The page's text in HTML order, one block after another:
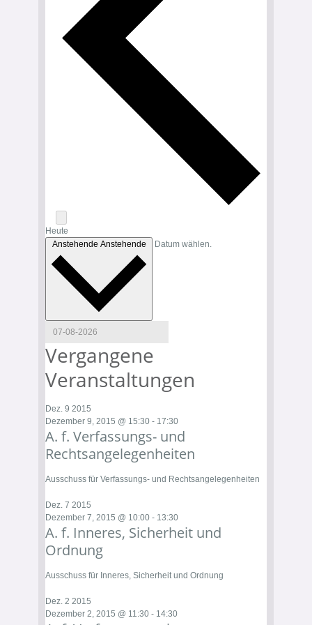
Heute
Anstehende Anstehende Datum wählen.
Vergangene
Veranstaltungen
Dez. 9 2015
Dezember 9, 2015 @ 15:30 - 17:30
A. f. Verfassungs- und
Rechtsangelegenheiten
Ausschuss für Verfassungs- und Rechtsangelegenheiten
Dez. 7 2015
Dezember 7, 2015 @ 10:00 - 13:30
A. f. Inneres, Sicherheit und
Ordnung
Ausschuss für Inneres, Sicherheit und Ordnung
Dez. 2 2015
Dezember 2, 2015 @ 11:30 - 14:30